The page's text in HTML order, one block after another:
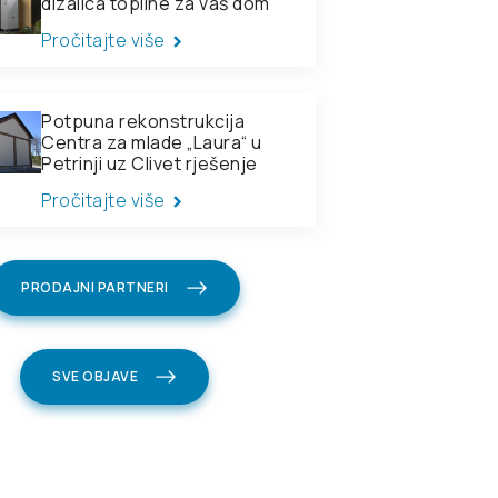
Pročitajte više
Potpuna rekonstrukcija
Centra za mlade „Laura“ u
Petrinji uz Clivet rješenje
Pročitajte više
PRODAJNI PARTNERI
SVE OBJAVE
s
pomoć
+50 °C
pomoć